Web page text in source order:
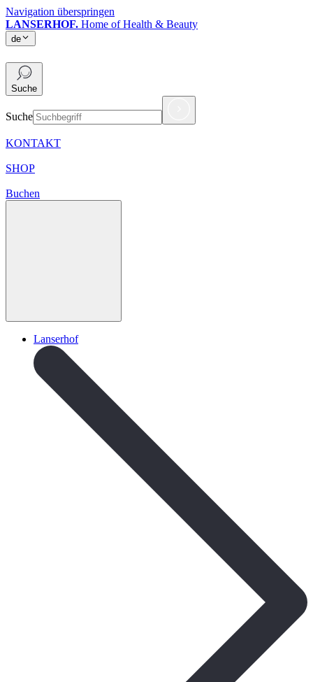
Navigation überspringen
LANSERHOF. Home of Health & Beauty
de
Suche
Suche
KONTAKT
SHOP
Buchen
Lanserhof